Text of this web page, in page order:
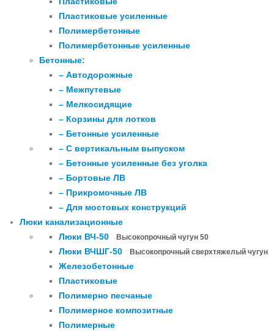
Пластиковые усиленные
Полимербетонные
Полимербетонные усиленные
Бетонные:
– Автодорожные
– Межпутевые
– Мелкосидящие
– Корзины для лотков
– Бетонные усиленные
– С вертикальным выпуском
– Бетонные усиленные без уголка
– Бортовые ЛВ
– Прикромочные ЛВ
– Для мостовых конструкций
Люки канализационные
Люки ВЧ-50
Высокопрочный чугун 50
Люки ВЧШГ-50 Высокопрочный сверхтяжелый чугун
Железобетонные
Пластиковые
Полимерно песчаные
Полимерное композитные
Полимерные